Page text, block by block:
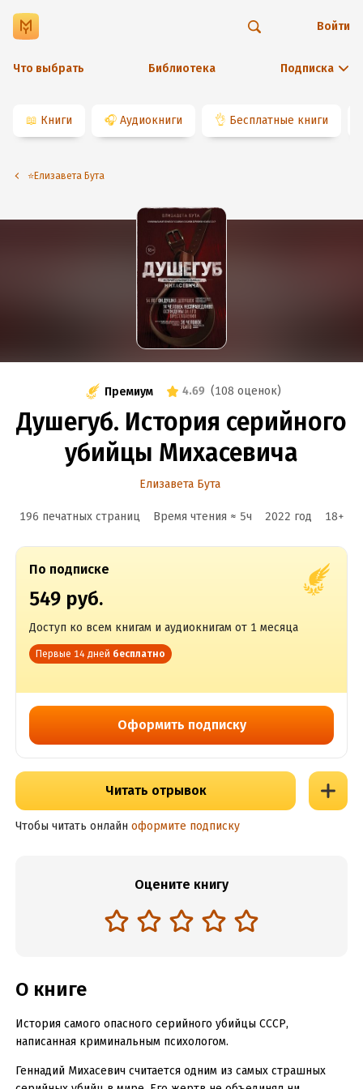
Что выбрать Библиотека Подписка
Войти
📖 Книги 🎧 Аудиокниги 👌 Бесплатные книги
⭐️Елизавета Бута
Премиум 4.69 (108 оценок)
Душегуб. История серийного
убийцы Михасевича
Елизавета Бута
196 печатных страниц Время чтения ≈ 5ч 2022 год 18+
По подписке
549 руб.
Доступ ко всем книгам и аудиокнигам от 1 месяца
Первые 14 дней бесплатно
Оформить подписку
Читать отрывок
Чтобы читать онлайн оформите подписку
Оцените книгу
О книге
История самого опасного серийного убийцы СССР,
написанная криминальным психологом.
Геннадий Михасевич считается одним из самых страшных